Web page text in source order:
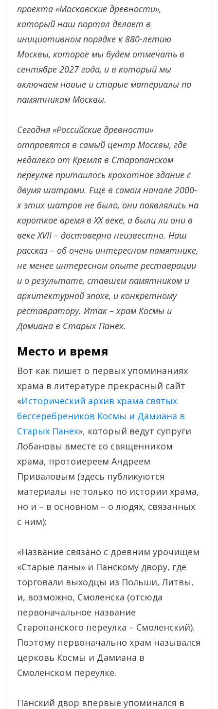
проекта «Московские древности»,
который наш портал делает в
инициативном порядке к 880-летию
Москвы, которое мы будем отмечать в
сентябре 2027 года, и в который мы
включаем новые и старые материалы по
памятникам Москвы.
Сегодня «Российские древности»
отправятся в самый центр Москвы, где
недалеко от Кремля в Старопанском
переулке притаилось крохотное здание с
двумя шатрами. Еще в самом начале 2000-
х этих шатров не было, они появлялись на
короткое время в XX веке, а были ли они в
веке XVII – достоверно неизвестно. Наш
рассказ – об очень интересном памятнике,
не менее интересном опыте реставрации
и о результате, ставшем памятником и
архитектурной эпохе, и конкретному
реставратору. Итак – храм Космы и
Дамиана в Старых Панех.
Место и время
Вот как пишет о первых упоминаниях
храма в литературе прекрасный сайт
«Исторический архив храма святых
бессеребреников Космы и Дамиана в
Старых Панех», который ведут супруги
Лобановы вместе со священником
храма, протоиереем Андреем
Приваловым (здесь публикуются
материалы не только по истории храма,
но и – в основном – о людях, связанных
с ним):
«Название связано с древним урочищем
«Старые паны» и Панскому двору, где
торговали выходцы из Польши, Литвы,
и, возможно, Смоленска (отсюда
первоначальное название
Старопанского переулка – Смоленский).
Поэтому первоначально храм назывался
церковь Космы и Дамиана в
Смоленском переулке.
Панский двор впервые упоминался в